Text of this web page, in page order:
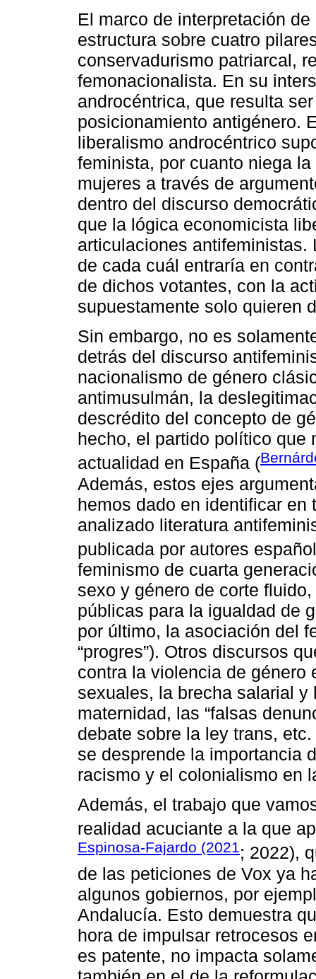
El marco de interpretación
estructura sobre cuatro
conservadurismo patriarcal,
femonacionalista. En su
androcéntrica, que resulta
posicionamiento antigénero.
liberalismo androcéntrico
feminista, por cuanto niega
mujeres a través de
dentro del discurso
que la lógica economicista
articulaciones
de cada cuál entraría en
de dichos votantes, con la
supuestamente solo quieren
Sin embargo, no es
detrás del discurso
nacionalismo de género
antimusulmán, la
descrédito del concepto de
hecho, el partido político que
actualidad en España (
Además, estos ejes
hemos dado en identificar
analizado literatura
publicada por autores
feminismo de cuarta
sexo y género de corte
públicas para la igualdad de
por último, la asociación del
“progres”). Otros discursos
contra la violencia de
sexuales, la brecha salarial
maternidad, las “falsas
debate sobre la ley trans,
se desprende la importancia
racismo y el colonialismo en
Además, el trabajo que
realidad acuciante a la que
Espinosa-Fajardo (2021; 2022),
de las peticiones de Vox ya
algunos gobiernos, por
Andalucía. Esto demuestra
hora de impulsar retrocesos
es patente, no impacta